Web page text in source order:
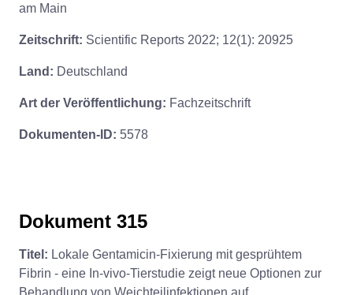
am Main
Zeitschrift: Scientific Reports 2022; 12(1): 20925
Land: Deutschland
Art der Veröffentlichung: Fachzeitschrift
Dokumenten-ID: 5578
Dokument 315
Titel: Lokale Gentamicin-Fixierung mit gesprühtem
Fibrin - eine In-vivo-Tierstudie zeigt neue Optionen zur
Behandlung von Weichteilinfektionen auf